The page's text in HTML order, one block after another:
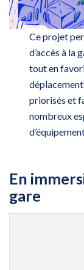
Ce projet
d’accès à la
tout en
priorisés et
nombreux
En
gare